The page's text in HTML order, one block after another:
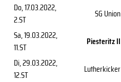
Do, 17.03.2022,
2.ST
SG Union
Sa, 19.03.2022,
11.ST
Piesteritz II
Di, 29.03.2022,
12.ST
Lutherkicker